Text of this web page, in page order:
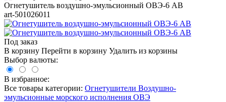
Огнетушитель воздушно-эмульсионный ОВЭ-6 АВ
art-501026011
Под заказ
В корзину Перейти в корзину Удалить из корзины
Выбор валюты:
В избранное:
Все товары категории: Огнетушители Воздушно-
эмульсионные морского исполнения ОВЭ